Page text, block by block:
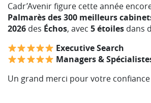
Cadr’Avenir figure cette année
Palmarès des 300 meilleurs
2026 des Échos, avec 5 étoiles dans
Executive Search
Managers &
Un grand merci pour votre